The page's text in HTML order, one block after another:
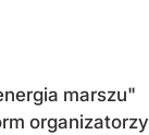
marszu"
organizatorzy